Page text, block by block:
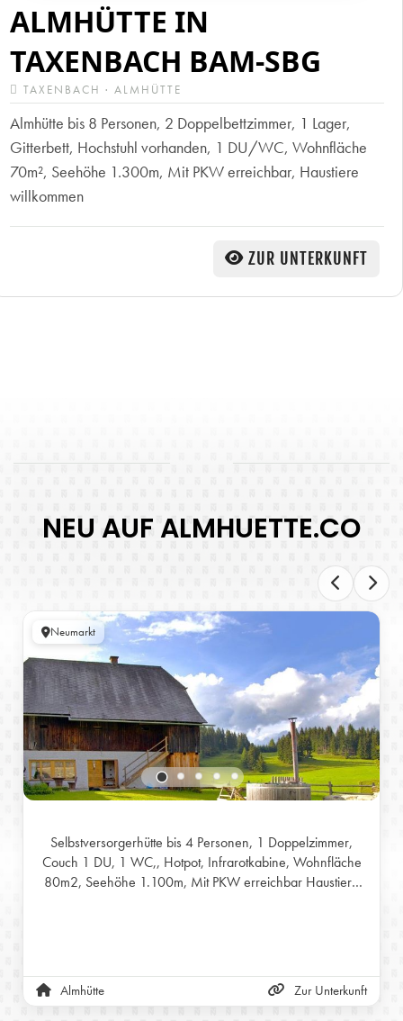
ALMHÜTTE IN
TAXENBACH BAM-SBG
TAXENBACH · ALMHÜTTE
Almhütte bis 8 Personen, 2 Doppelbettzimmer, 1 Lager,
Gitterbett, Hochstuhl vorhanden, 1 DU/WC, Wohnfläche
70m², Seehöhe 1.300m, Mit PKW erreichbar, Haustiere
willkommen
ZUR UNTERKUNFT
NEU AUF ALMHUETTE.CO
Neumarkt
Selbstversorgerhütte bis 4 Personen, 1 Doppelzimmer,
Couch 1 DU, 1 WC,, Hotpot, Infrarotkabine, Wohnfläche
80m2, Seehöhe 1.100m, Mit PKW erreichbar Haustiere
Almhütte Zur Unterkunft